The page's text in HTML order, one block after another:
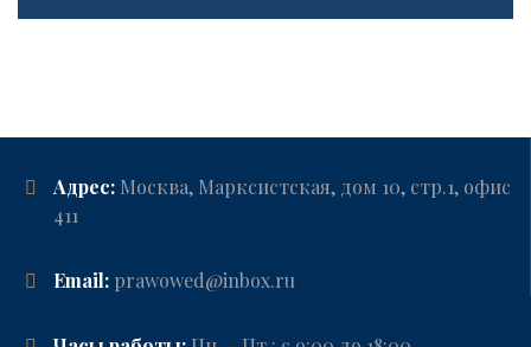
Адрес: Москва, Марксистская, дом 10, стр.1, офис
411
Email: prawowed@inbox.ru